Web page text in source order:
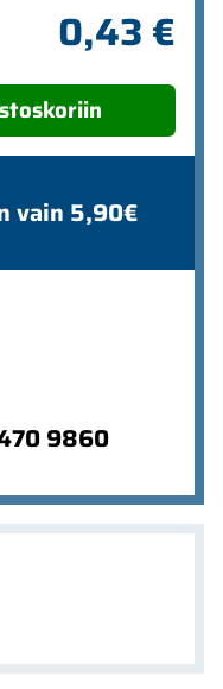
0,43 €
vain 5,90€
9860